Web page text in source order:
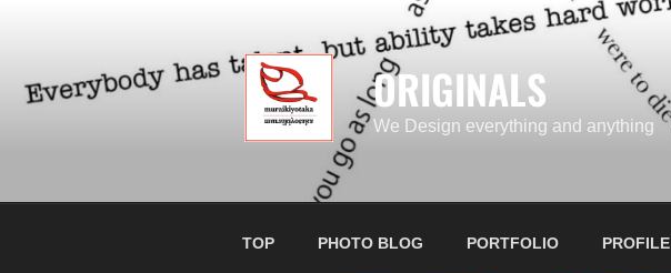
キ
ORIGINALS
We Design everything and anything
TOP PHOTO BLOG PORTFOLIO PROFILE